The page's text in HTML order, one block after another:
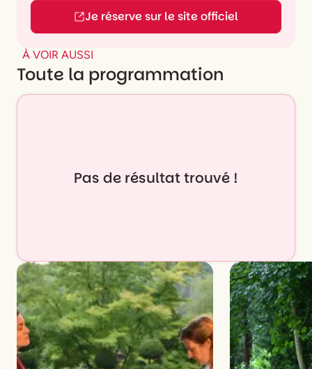
Je réserve sur le site officiel
À VOIR AUSSI
Toute la programmation
Pas de résultat trouvé !